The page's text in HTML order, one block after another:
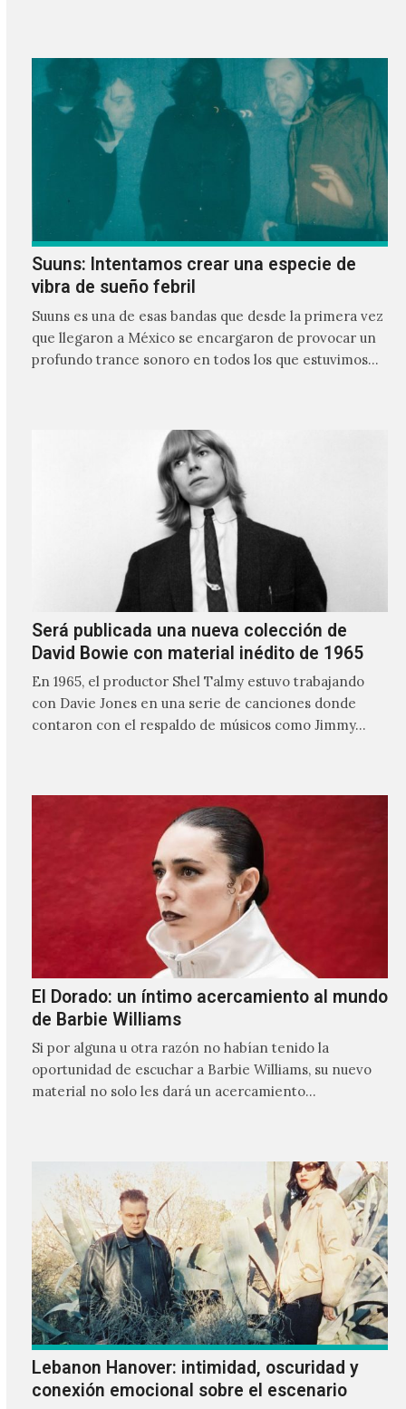
Suuns: Intentamos crear una especie de
vibra de sueño febril
Suuns es una de esas bandas que desde la primera vez
que llegaron a México se encargaron de provocar un
profundo trance sonoro en todos los que estuvimos
Será publicada una nueva colección de
David Bowie con material inédito de 1965
En 1965, el productor Shel Talmy estuvo trabajando
con Davie Jones en una serie de canciones donde
contaron con el respaldo de músicos como Jimmy…
El Dorado: un íntimo acercamiento al mundo
de Barbie Williams
Si por alguna u otra razón no habían tenido la
oportunidad de escuchar a Barbie Williams, su nuevo
material no solo les dará un acercamiento…
Lebanon Hanover: intimidad, oscuridad y
conexión emocional sobre el escenario